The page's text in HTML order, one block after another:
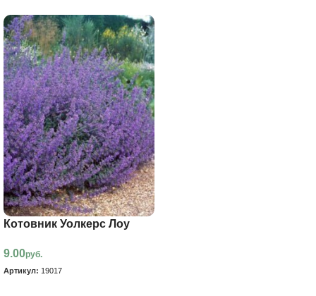
Котовник Уолкерс Лоу
9.00руб.
Артикул: 19017